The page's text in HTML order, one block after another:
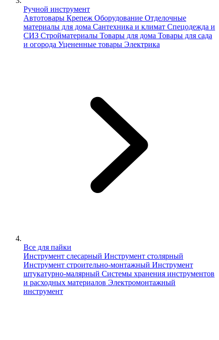
Ручной инструмент
Автотовары Крепеж Оборудование Отделочные
материалы для дома Сантехника и климат Спецодежда и
СИЗ Стройматериалы Товары для дома Товары для сада
и огорода Уцененные товары Электрика
Все для пайки
Инструмент слесарный Инструмент столярный
Инструмент строительно-монтажный Инструмент
штукатурно-малярный Сиcтемы хранения инструментов
и расходных материалов Электромонтажный
инструмент